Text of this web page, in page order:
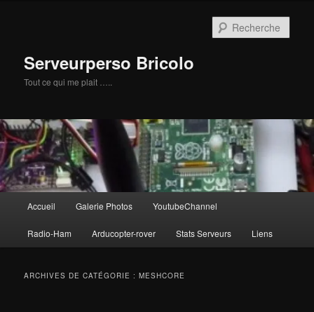
Serveurperso Bricolo
Tout ce qui me plait …..
principal
Accueil Galerie Photos YoutubeChannel
Radio-Ham Arducopter-rover Stats Serveurs Liens
ARCHIVES DE CATÉGORIE :MESHCORE